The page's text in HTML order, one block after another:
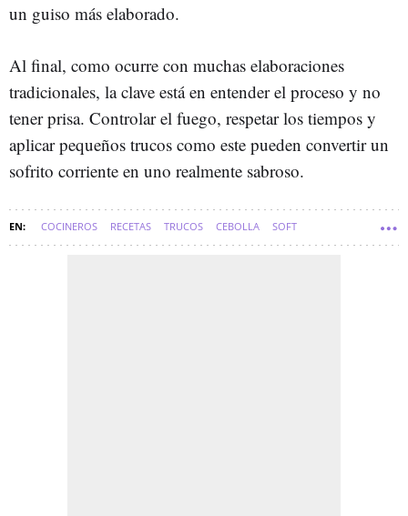
un guiso más elaborado.
Al final, como ocurre con muchas elaboraciones
tradicionales, la clave está en entender el proceso y no
tener prisa. Controlar el fuego, respetar los tiempos y
aplicar pequeños trucos como este pueden convertir un
sofrito corriente en uno realmente sabroso.
COCINEROS RECETAS TRUCOS CEBOLLA SOFT